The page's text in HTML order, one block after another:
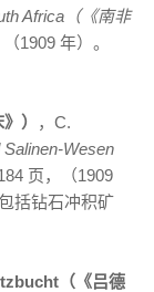
Africa（《南非
1909 年）。
）
，C.
Wesen
页，（1909
括钻石冲积矿
（《吕德